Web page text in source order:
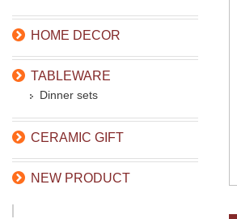
HOME DECOR
TABLEWARE
Dinner sets
CERAMIC GIFT
NEW PRODUCT